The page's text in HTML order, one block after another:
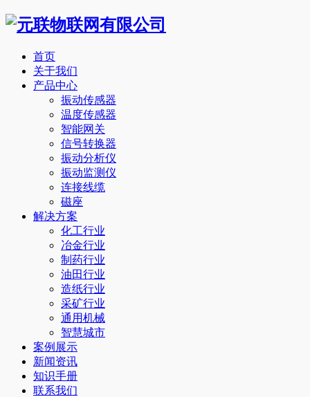
首页
关于我们
产品中心
振动传感器
温度传感器
智能网关
信号转换器
振动分析仪
振动监测仪
连接线缆
磁座
解决方案
化工行业
冶金行业
制药行业
油田行业
造纸行业
采矿行业
通用机械
智慧城市
案例展示
新闻资讯
知识手册
联系我们